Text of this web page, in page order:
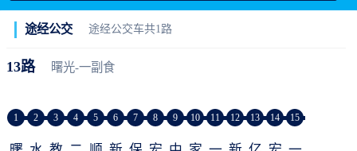
途经公交 途经公交车共1路
13路 曙光-一副食
1 2 3 4 5 6 7 8 9 10 11 12 13 14 15